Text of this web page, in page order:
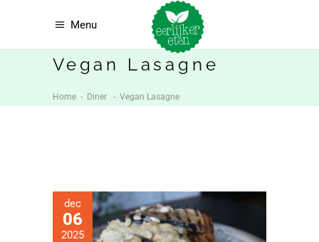
Menu
Vegan Lasagne
Home - Diner - Vegan Lasagne
dec
06
2025